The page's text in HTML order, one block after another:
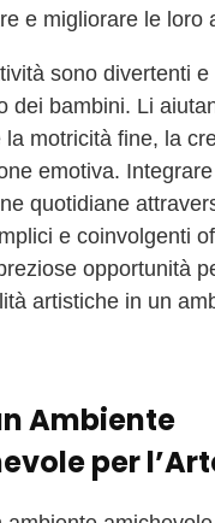
e migliorare le loro
sono divertenti
dei bambini. Li
la motricità fine, la
emotiva.
quotidiane
e coinvolgenti
opportunità
artistiche in un
Ambiente
per